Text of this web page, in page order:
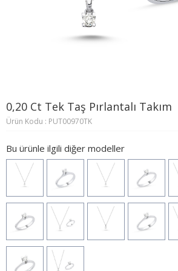
0,20 Ct Tek Taş Pırlantalı Takım
Ürün Kodu : PUT00970TK
Bu ürünle ilgili diğer modeller